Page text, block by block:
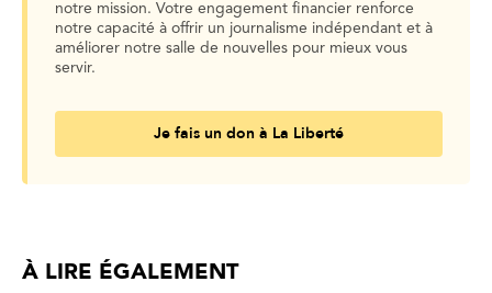
notre mission. Votre engagement financier renforce
notre capacité à offrir un journalisme indépendant et à
améliorer notre salle de nouvelles pour mieux vous
servir.
Je fais un don à La Liberté
À LIRE ÉGALEMENT